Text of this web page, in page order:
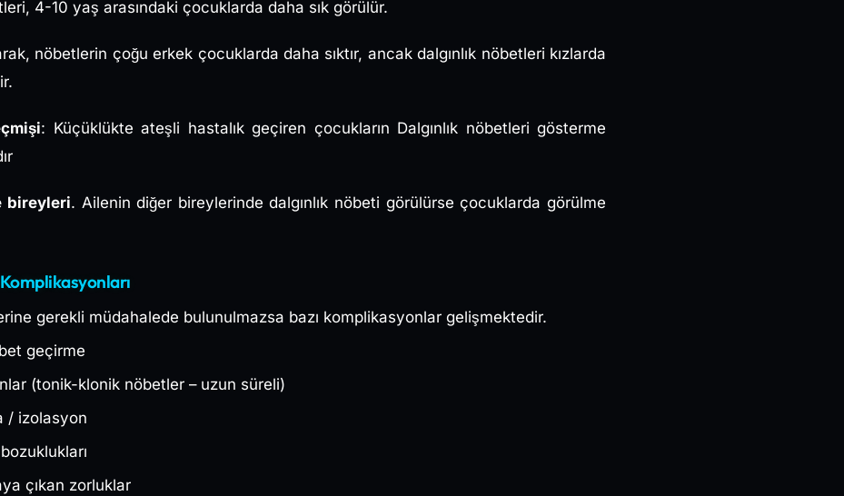
4-10 yaş arasındaki çocuklarda daha sık görülür.
nöbetlerin çoğu erkek çocuklarda daha sıktır, ancak dalgınlık nöbetleri kızlarda
: Küçüklükte ateşli hastalık geçiren çocukların Dalgınlık nöbetleri gösterme
bireyleri. Ailenin diğer bireylerinde dalgınlık nöbeti görülürse çocuklarda görülme
gerekli müdahalede bulunulmazsa bazı komplikasyonlar gelişmektedir.
geçirme
(tonik-klonik nöbetler – uzun süreli)
/ izolasyon
çıkan zorluklar